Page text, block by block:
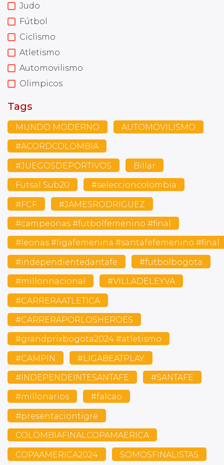
Judo
Fútbol
Ciclismo
Atletismo
Automovilismo
Olimpicos
Tags
MUNDO MODERNO AUTOMOVILISMO
#ACORDCOLOMBIA
#JUEGOSDEPORTIVOS Billar
Futsal Sub20 #seleccioncolombia
#FCF #JAMESRODRIGUEZ
#campeonas #futbolfemenino #final
#leonas #ligafemenina #santafefemenino #final
#independientedantafe #futbolbogota
#millonnacional #VILLADELEYVA
#CARRERAATLETICA
#CARRERAPORLOSHEROES
#grandprixbogota2024 #atletismo
#CAMPIN #LIGABEATPLAY
#INDEPENDEINTESANTAFE #SANTAFE
#millonarios #falcao
#presentaciontigre
COLOMBIAFINALCOPAMAERICA
COPAAMERICA2024 SOMOSFINALISTAS